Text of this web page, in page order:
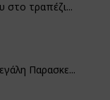
στο τραπέζι...
Παρασκε...